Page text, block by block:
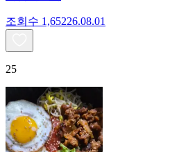
조회수 1,65226.08.01
25